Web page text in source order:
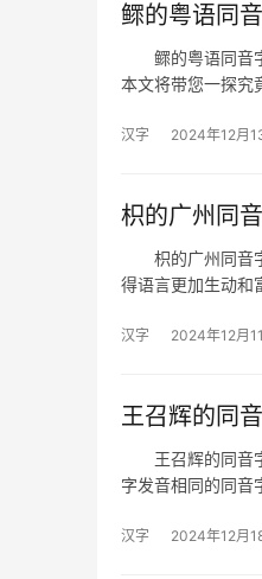
鳏的粤语同
鳏的粤语同音字
本文将带您一
汉字 2024年12月
枳的广州同
枳的广州同音字
得语言更加生动和
汉字 2024年12月
王召辉的同
王召辉的同音字
字发音相同的同音
汉字 2024年12月